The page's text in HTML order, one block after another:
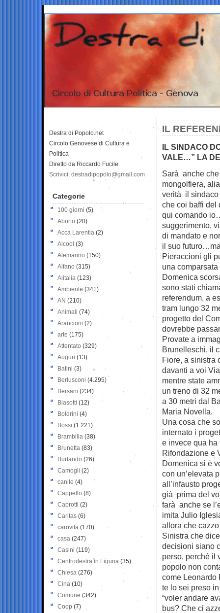
IL
IL SINDACO
VALE…” LA
Sarà anche che
mongolfiera,
verità il sindaco
che coi baffi del
qui comando
suggerimento,
di mandato e
il suo
Pieraccioni gli
una
Domenica
sono stati
referendum, a
tram lungo 32
progetto del
dovrebbe
Provate a
Brunelleschi, il
Fiore, a sinistra
davanti a voi
mentre state
un treno di 32
a 30 metri dal
Maria Novella.
Una cosa che
internato i
e invece qua
Rifondazione e
Domenica si è
con un’elevata
all’infausto
già prima del
farà anche se
imita Julio
allora che
Sinistra che
decisioni siano
perso, perchè il
popolo non
come Leonardo
te lo sei preso
“voler andare
bus? Che ci
Destra di Popolo.net
Circolo Genovese di Cultura e
Politica
Diretto da Riccardo Fucile
Scrivici: destradipopolo@gmail.com
Categorie
100 giorni (5)
Aborto (20)
Acca Larentia (2)
Alcool (3)
Alemanno (150)
Alfano (315)
Alitalia (123)
Ambiente (341)
AN (210)
Animali (74)
Arancioni (2)
arte (175)
Attentato (329)
Auguri (13)
Batini (3)
Berlusconi (4.295)
Bersani (234)
Biasotti (12)
Boldrini (4)
Bossi (1.221)
Brambilla (38)
Brunetta (83)
Burlando (26)
Camogli (2)
canile (4)
Cappello (8)
Caprotti (2)
Caritas (6)
carovita (170)
casa (247)
Casini (119)
Centrodestra in Liguria (35)
Chiesa (276)
Cina (10)
Comune (342)
Coop (7)